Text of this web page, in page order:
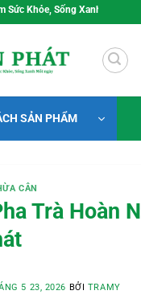
Xanh Mỗi Ngày
SẢN PHẨM
CÂN
Trà Hoàn
5 23, 2026 BỞI TRAMY